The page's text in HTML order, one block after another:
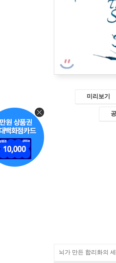
미리보기
뇌가 만든 합리화의 세